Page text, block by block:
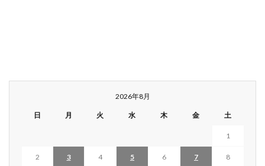
2026年8月
日 月 火 水 木 金 土
1
2 3 4 5 6 7 8